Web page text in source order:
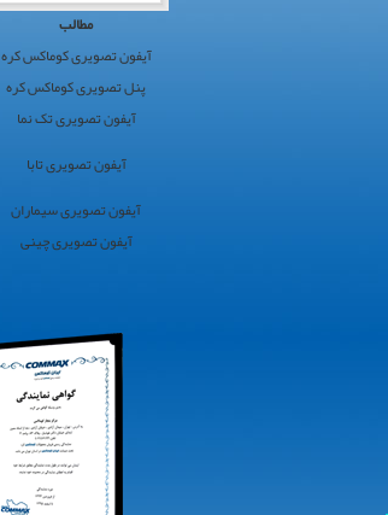
کوماکس
ایران
کوماکس
تصویری
سایت
برگزیده
مطالب
آیفون تصویری کوماکس کره
پنل تصویری کوماکس کره
آیفون تصویری تک نما
آیفون تصویری تابا
آیفون تصویری سیماران
آیفون تصویری چینی